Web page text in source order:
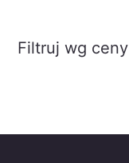
Filtruj wg ceny